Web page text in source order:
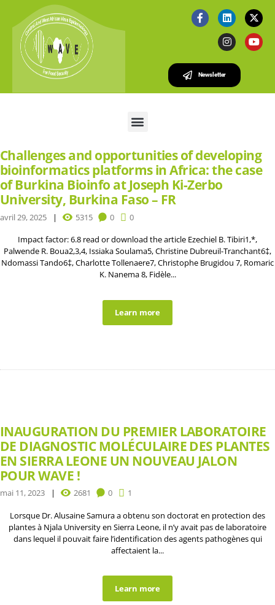
Newsletter
Challenges and opportunities of developing
bioinformatics platforms in Africa: the case
of Burkina Bioinfo at Joseph Ki-Zerbo
University, Burkina Faso – FR
avril 29, 2025 5315 0 0
Impact factor: 6.8 read or download the article Ezechiel B. Tibiri1,*,
Palwende R. Boua2,3,4, Issiaka Soulama5, Christine Dubreuil-Tranchant6‡,
Ndomassi Tando6‡, Charlotte Tollenaere7, Christophe Brugidou 7, Romaric
K. Nanema 8, Fidèle...
Learn more
INAUGURATION DU PREMIER LABORATOIRE
DE DIAGNOSTIC MOLÉCULAIRE DES PLANTES
EN SIERRA LEONE UN NOUVEAU JALON
POUR WAVE !
mai 11, 2023 2681 0 1
Lorsque Dr. Alusaine Samura a obtenu son doctorat en protection des
plantes à Njala University en Sierra Leone, il n’y avait pas de laboratoire
dans lequel il pouvait faire l’identification des agents pathogènes qui
affectaient la...
Learn more